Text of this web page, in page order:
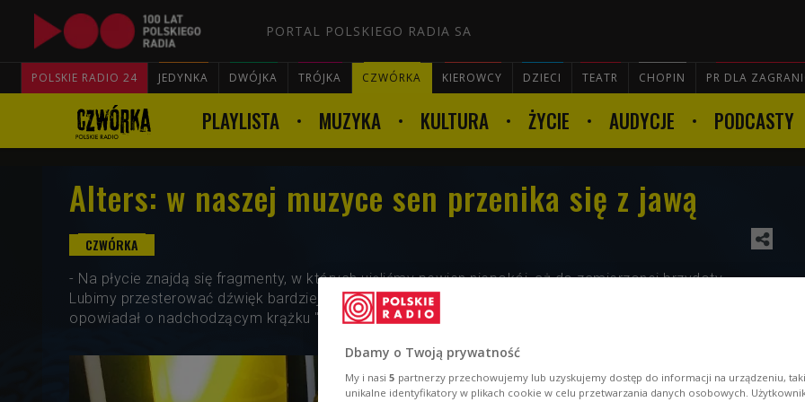
PORTAL POLSKIEGO RADIA SA
POLSKIE RADIO 24 JEDYNKA DWÓJKA TRÓJKA CZWÓRKA KIEROWCY DZIECI TEATR CHOPIN PR DLA

PLAYLISTA MUZYKA KULTURA ŻYCIE AUDYCJE PODCASTY
Alters: w naszej muzyce sen przenika się z jawą
- Na płycie znajdą się fragmenty, w których ujęliśmy pewien niepokój, aż do zamierzonej brzydoty.
Lubimy przesterować dźwięk bardziej niż się powinno i dostrzegamy piękno w brzydkim brzmieniu -
opowiadał o nadchodzącym krążku "Dawn" Piotr Zalewski z grupy Alters.
Dbamy o Twoją prywatność
My i nasi 5 partnerzy przechowujemy lub uzyskujemy dostęp do informacji na urządzeniu,
unikalne identyfikatory w plikach cookie w celu przetwarzania danych osobowych.